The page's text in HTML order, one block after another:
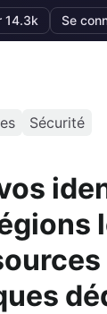
14.3k Se
Sécurité